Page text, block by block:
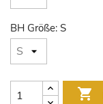
BH Größe: S
